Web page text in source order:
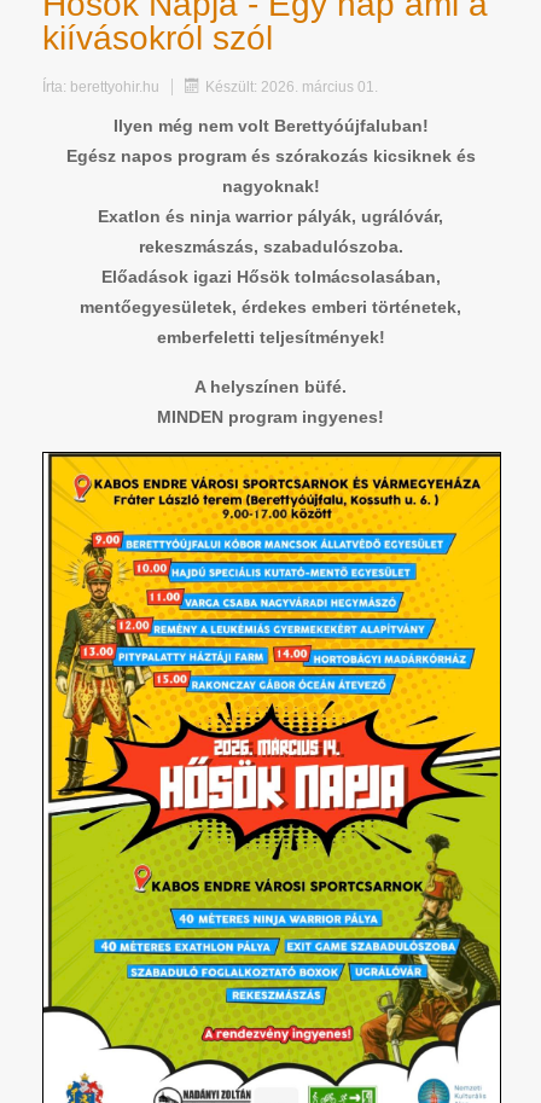
kiívásokról szól
Írta: berettyohir.hu Készült: 2026. március 01.
Ilyen még nem volt Berettyóújfaluban!
Egész napos program és szórakozás kicsiknek és
nagyoknak!
Exatlon és ninja warrior pályák, ugrálóvár,
rekeszmászás, szabadulószoba.
Előadások igazi Hősök tolmácsolasában,
mentőegyesületek, érdekes emberi történetek,
emberfeletti teljesítmények!
A helyszínen büfé.
MINDEN program ingyenes!